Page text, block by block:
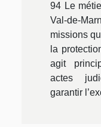
94 Le
Val-de-
missions
la
agit
actes
garantir